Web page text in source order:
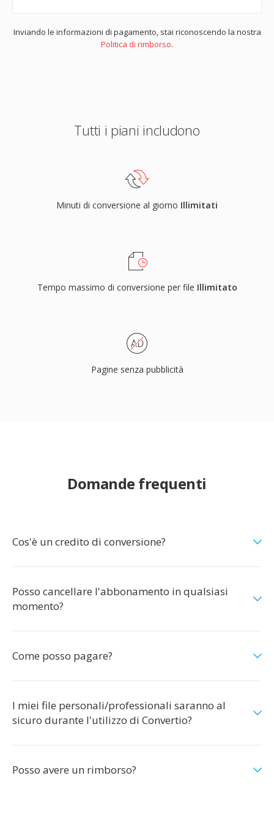
Inviando le informazioni di pagamento, stai riconoscendo la nostra
Politica di rimborso.
Tutti i piani includono
Minuti di conversione al giorno Illimitati
Tempo massimo di conversione per file Illimitato
Pagine senza pubblicità
Domande frequenti
Cos'è un credito di conversione?
Posso cancellare l'abbonamento in qualsiasi
momento?
Come posso pagare?
I miei file personali/professionali saranno al
sicuro durante l'utilizzo di Convertio?
Posso avere un rimborso?